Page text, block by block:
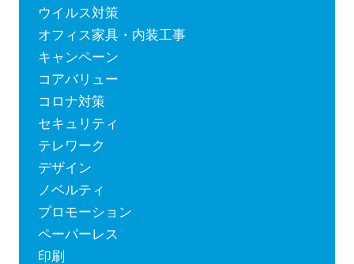
ウイルス対策
オフィス家具・内装工事
キャンペーン
コアバリュー
コロナ対策
セキュリティ
テレワーク
デザイン
ノベルティ
プロモーション
ペーパーレス
印刷